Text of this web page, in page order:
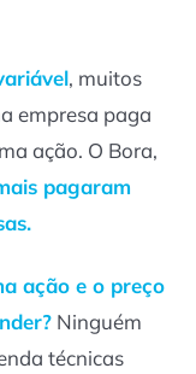
, muitos
empresa paga
ação. O Bora,
pagaram
ação e o preço
Ninguém
técnicas